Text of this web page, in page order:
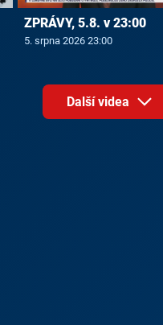
ZPRÁVY, 5.8. v 23:00
5. srpna 2026 23:00
Další videa